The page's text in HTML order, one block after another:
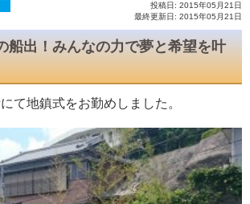
投稿日: 2015年05月21日
最終更新日: 2015年05月21日
船出！みんなの力で夢と希望を叶
て地鎮式をお勤めしました。